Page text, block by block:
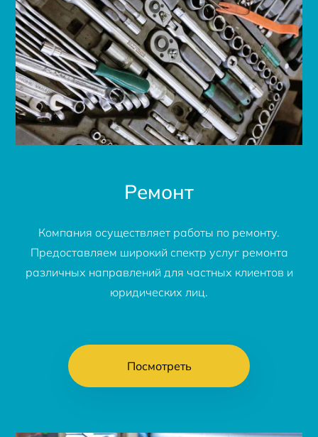
Ремонт
Компания осуществляет работы по ремонту.
Предоставляем широкий спектр услуг ремонта
различных направлений для частных клиентов и
юридических лиц.
Посмотреть